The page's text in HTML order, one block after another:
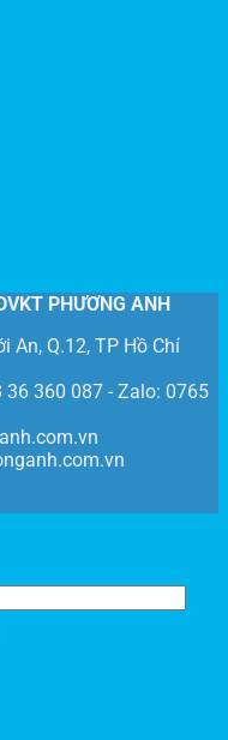
PHƯƠNG ANH
An, Q.12, TP Hồ Chí
36 360 087 - Zalo: 0765